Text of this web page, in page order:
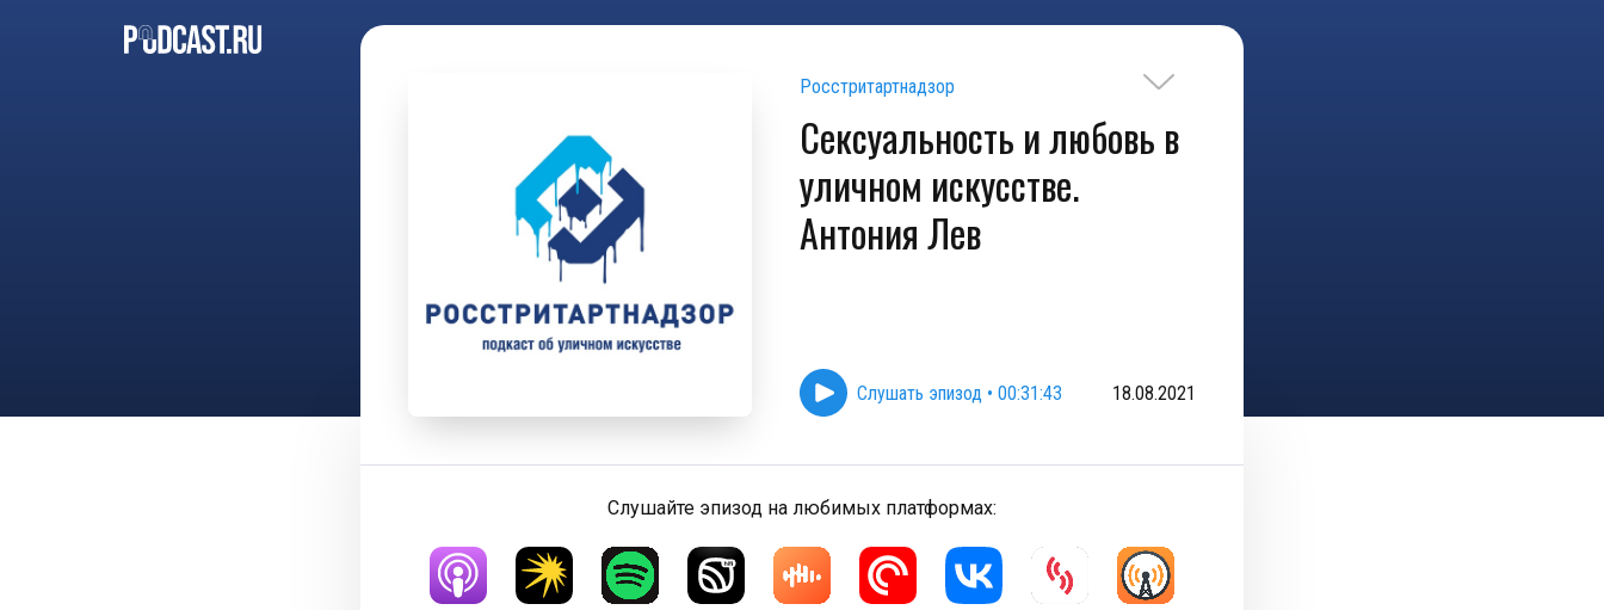
Росстритартнадзор
Сексуальность и любовь в
уличном искусстве.
Антония Лев
Слушать эпизод • 00:31:43 18.08.2021
Слушайте эпизод на любимых платформах: